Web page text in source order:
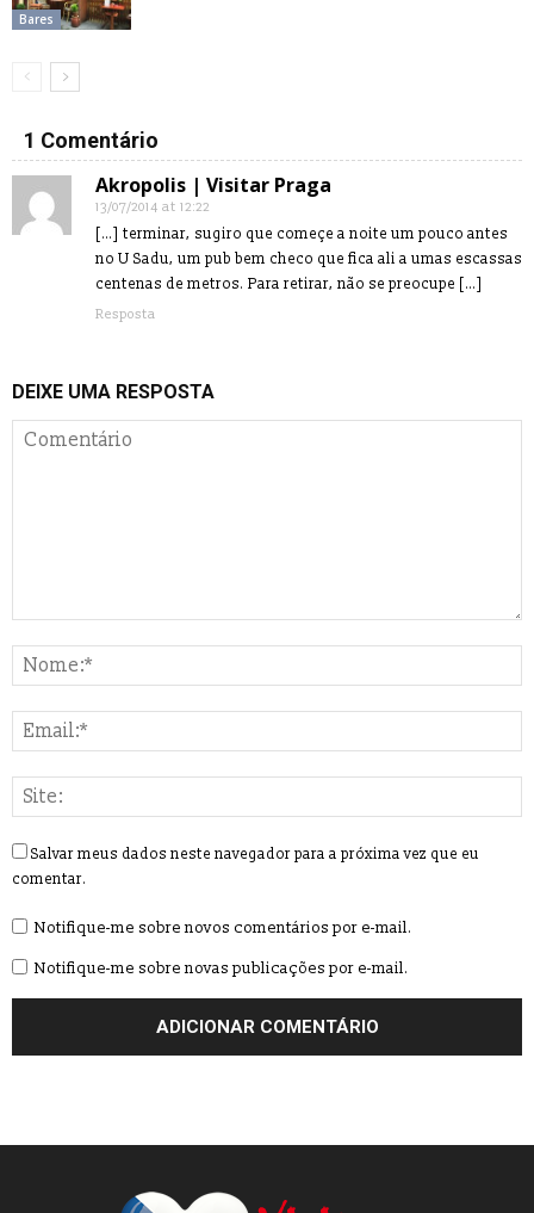
Bares
1 Comentário
Akropolis | Visitar Praga
13/07/2014 at 12:22
[…] terminar, sugiro que começe a noite um pouco antes
no U Sadu, um pub bem checo que fica ali a umas escassas
centenas de metros. Para retirar, não se preocupe […]
Resposta
DEIXE UMA RESPOSTA
Salvar meus dados neste navegador para a próxima vez que eu
comentar.
Notifique-me sobre novos comentários por e-mail.
Notifique-me sobre novas publicações por e-mail.